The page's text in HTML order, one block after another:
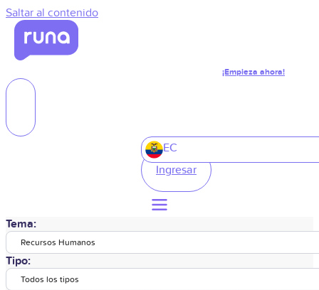
Saltar al contenido
¡Empieza ahora!
EC
Ingresar
Tema:
Recursos Humanos
Tipo:
Todos los tipos